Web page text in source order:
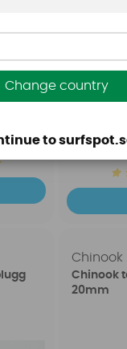
Chinook
Chinook
20mm
Change country
to